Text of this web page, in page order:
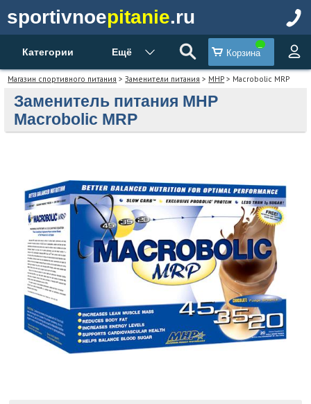
sportivnoepitanie.ru
Категории Ещё Корзина
Магазин спортивного питания >Заменители питания > MHP > Macrobolic MRP
Заменитель питания MHP
Macrobolic MRP